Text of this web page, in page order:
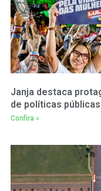
Janja destaca
de políticas
Confira »